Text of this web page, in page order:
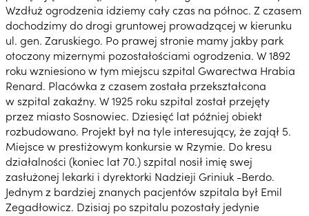
Wzdłuż ogrodzenia idziemy cały czas na północ. Z czasem
dochodzimy do drogi gruntowej prowadzącej w kierunku
ul. gen. Zaruskiego. Po prawej stronie mamy jakby park
otoczony mizernymi pozostałościami ogrodzenia. W 1892
roku wzniesiono w tym miejscu szpital Gwarectwa Hrabia
Renard. Placówka z czasem została przekształcona
w szpital zakaźny. W 1925 roku szpital został przejęty
przez miasto Sosnowiec. Dziesięć lat później obiekt
rozbudowano. Projekt był na tyle interesujący, że zajął 5.
Miejsce w prestiżowym konkursie w Rzymie. Do kresu
działalności (koniec lat 70.) szpital nosił imię swej
zasłużonej lekarki i dyrektorki Nadzieji Griniuk -Berdo.
Jednym z bardziej znanych pacjentów szpitala był Emil
Zegadłowicz. Dzisiaj po szpitalu pozostały jedynie